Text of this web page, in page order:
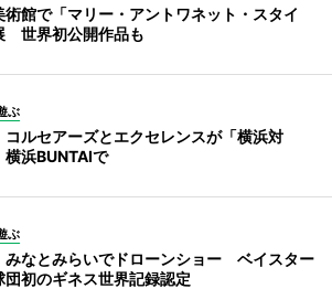
術館で「マリー・アントワネット・スタイ
世界初公開作品も
ぶ
コルセアーズとエクセレンスが「横浜対
浜BUNTAIで
ぶ
みなとみらいでドローンショー ベイスター
団初のギネス世界記録認定